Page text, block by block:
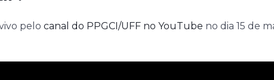
pelo canal do PPGCI/UFF no YouTube no dia 15 de